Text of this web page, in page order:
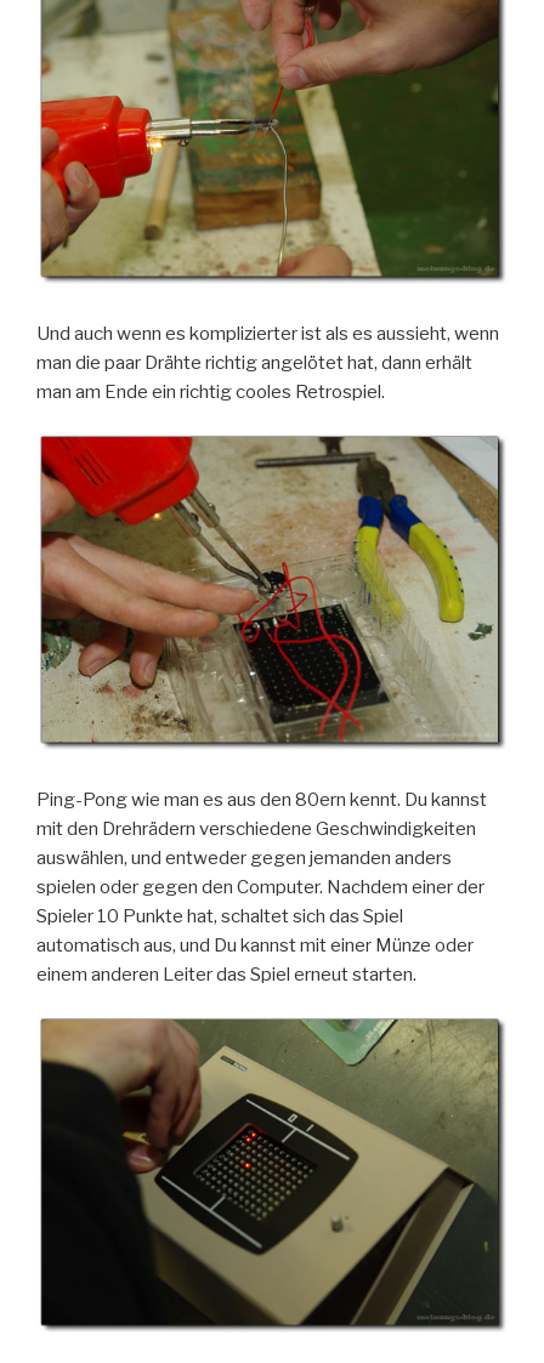
Und auch wenn es komplizierter ist als es aussieht, wenn
man die paar Drähte richtig angelötet hat, dann erhält
man am Ende ein richtig cooles Retrospiel.
Ping-Pong wie man es aus den 80ern kennt. Du kannst
mit den Drehrädern verschiedene Geschwindigkeiten
auswählen, und entweder gegen jemanden anders
spielen oder gegen den Computer. Nachdem einer der
Spieler 10 Punkte hat, schaltet sich das Spiel
automatisch aus, und Du kannst mit einer Münze oder
einem anderen Leiter das Spiel erneut starten.